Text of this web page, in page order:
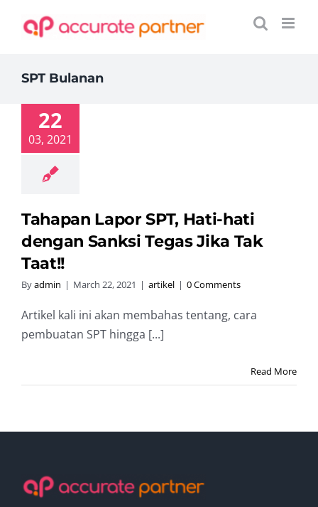
SPT Bulanan
22
03, 2021
Tahapan Lapor SPT, Hati-hati
dengan Sanksi Tegas Jika Tak
Taat!!
Byadmin | March 22, 2021 | artikel | 0 Comments
Artikel kali ini akan membahas tentang, cara
pembuatan SPT hingga [...]
Read More